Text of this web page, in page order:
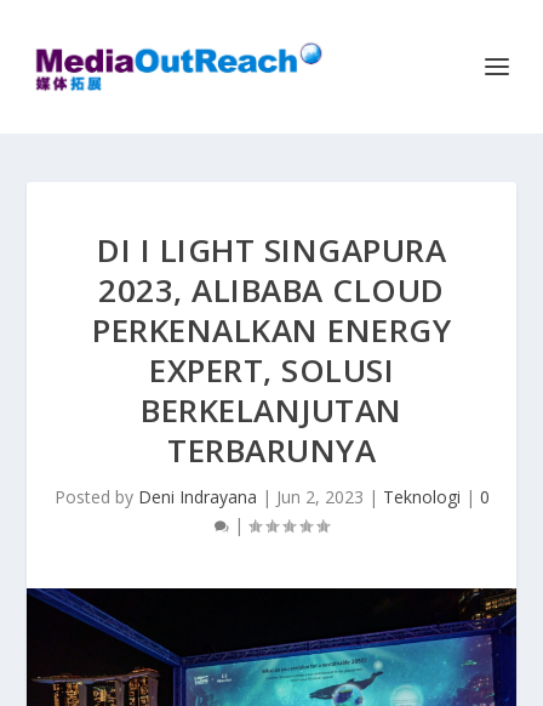
DI I LIGHT SINGAPURA
2023, ALIBABA CLOUD
PERKENALKAN ENERGY
EXPERT, SOLUSI
BERKELANJUTAN
TERBARUNYA
Posted by Deni Indrayana | Jun 2, 2023 | Teknologi | 0
|